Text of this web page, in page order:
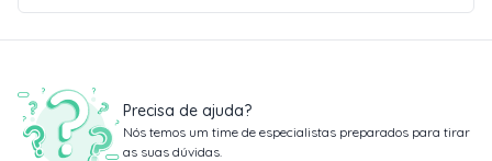
Precisa de ajuda?
Nós temos um time de especialistas preparados para tirar
as suas dúvidas.